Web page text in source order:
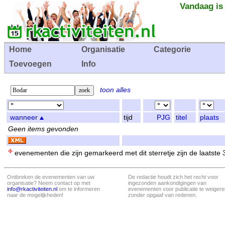
Vandaag
Home Organisatie
Categorie
Toevoegen
Info
toon alles
wanneer tijd PJG titel
plaats
Geen items gevonden
evenementen die zijn gemarkeerd met dit sterretje zijn de laatste
Ontbreken de evenementen van uw
organisatie? Neem contact op met
info@rkactiviteiten.nl om te informeren
naar de mogelijkheden!
De redactie houdt zich het recht voor
ingezonden aankondigingen van
evenementen voor publicatie te
zonder opgaaf van redenen.